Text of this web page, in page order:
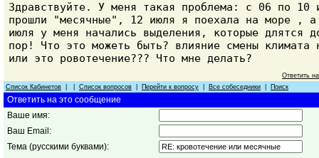
Здравствуйте. У меня такая проблема: с 06 по 10
прошли "месячные", 12 июля я поехала на море ,
июля у меня начались выделения, которые длятся
пор! Что это можеть быть? влияние смены климата
или это ровотечение??? Что мне делать?
Ответить
Список Кабинетов
Список вопросов Перейти к вопросу Все собеседники Поиск
Ответить на это сообщение
Ваше имя:
Ваш Email:
Тема (русскими буквами):